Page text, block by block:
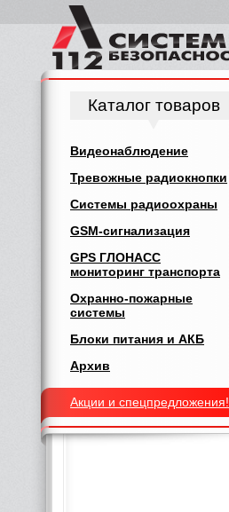
Каталог товаров
Видеонаблюдение
Тревожные радиокнопки
Системы радиоохраны
GSM-сигнализация
GPS ГЛОНАСС
мониторинг транспорта
Охранно-пожарные
системы
Блоки питания и АКБ
Архив
Акции и спецпредложения!